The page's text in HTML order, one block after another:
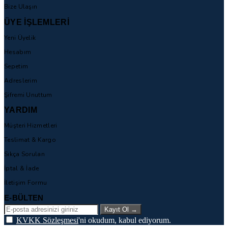
Bize Ulaşın
ÜYE İŞLEMLERİ
Yeni Üyelik
Hesabım
Sepetim
Adreslerim
Şifremi Unuttum
YARDIM
Müşteri Hizmetleri
Teslimat & Kargo
Sıkça Sorulan
İptal & İade
İletişim Formu
E-BÜLTEN
Kayıt Ol →
KVKK Sözleşmesi'ni okudum, kabul ediyorum.